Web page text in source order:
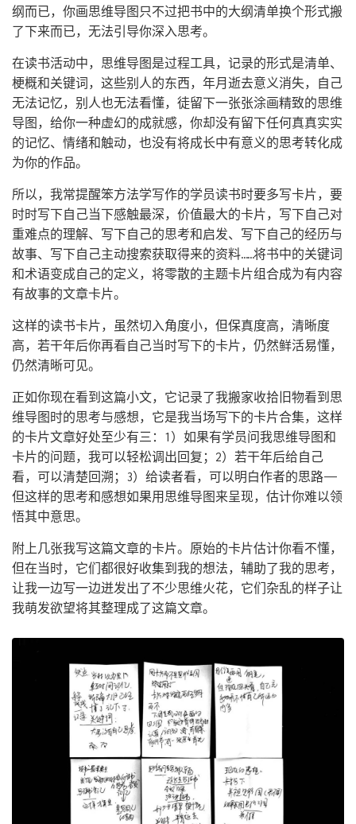
纲而已，你画思维导图只不过把书中的大纲清单换个形式搬
了下来而已，无法引导你深入思考。
在读书活动中，思维导图是过程工具，记录的形式是清单、
梗概和关键词，这些别人的东西，年月逝去意义消失，自己
无法记忆，别人也无法看懂，徒留下一张张涂画精致的思维
导图，给你一种虚幻的成就感，你却没有留下任何真真实实
的记忆、情绪和触动，也没有将成长中有意义的思考转化成
为你的作品。
所以，我常提醒笨方法学写作的学员读书时要多写卡片，要
时时写下自己当下感触最深，价值最大的卡片，写下自己对
重难点的理解、写下自己的思考和启发、写下自己的经历与
故事、写下自己主动搜索获取得来的资料……将书中的关键词
和术语变成自己的定义，将零散的主题卡片组合成为有内容
有故事的文章卡片。
这样的读书卡片，虽然切入角度小，但保真度高，清晰度
高，若干年后你再看自己当时写下的卡片，仍然鲜活易懂，
仍然清晰可见。
正如你现在看到这篇小文，它记录了我搬家收拾旧物看到思
维导图时的思考与感想，它是我当场写下的卡片合集，这样
的卡片文章好处至少有三：1）如果有学员问我思维导图和
卡片的问题，我可以轻松调出回复；2）若干年后给自己
看，可以清楚回溯；3）给读者看，可以明白作者的思路——
但这样的思考和感想如果用思维导图来呈现，估计你难以领
悟其中意思。
附上几张我写这篇文章的卡片。原始的卡片估计你看不懂，
但在当时，它们都很好收集到我的想法，辅助了我的思考，
让我一边写一边迸发出了不少思维火花，它们杂乱的样子让
我萌发欲望将其整理成了这篇文章。